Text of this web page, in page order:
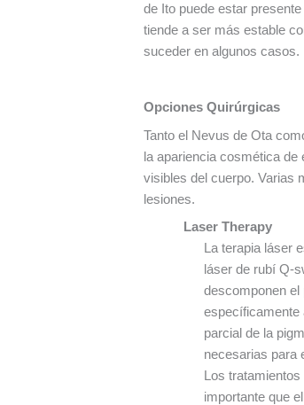
de Ito puede estar
tiende a ser más estable
suceder en algunos casos.
Opciones Quirúrgicas
Tanto el Nevus de Ota
la apariencia cosmética de
visibles del cuerpo. Varias
lesiones.
Laser Therapy
La terapia láser
láser de rubí Q-
descomponen el
específicamente
parcial de la
necesarias para
Los
importante que